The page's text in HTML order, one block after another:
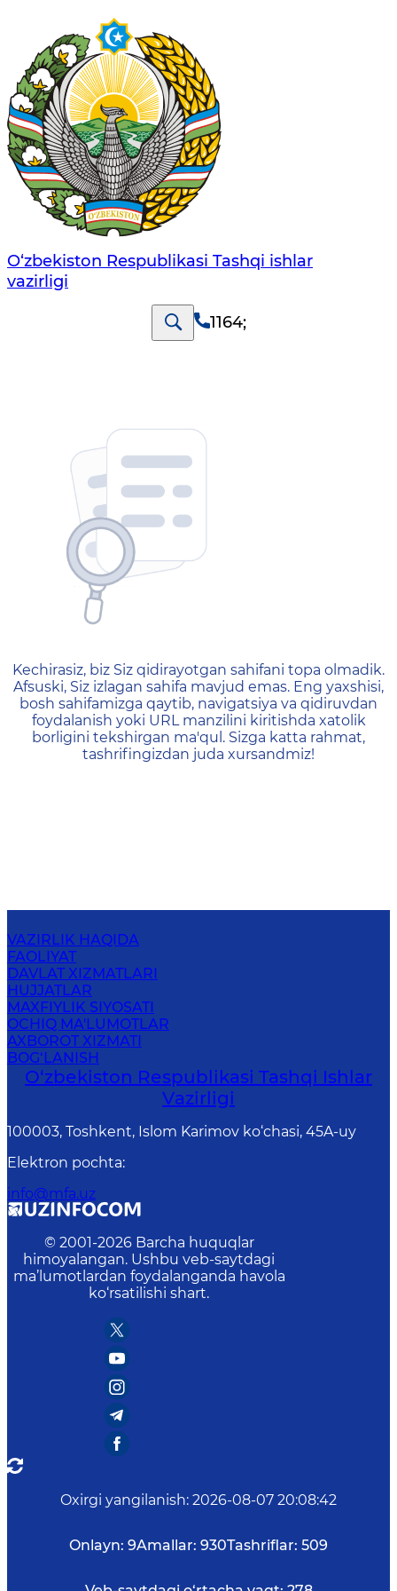
O‘zbеkistоn Rеspublikаsi Tashqi ishlаr
vаzirligi
1164;
404 — Страница не
Kechirasiz, biz Siz qidirayotgan sahifani topa olmadik.
Afsuski, Siz izlagan sahifa mavjud emas. Eng yaxshisi,
bosh sahifamizga qaytib, navigatsiya va qidiruvdan
foydalanish yoki URL manzilini kiritishda xatolik
borligini tekshirgan ma'qul. Sizga katta rahmat,
tashrifingizdan juda xursandmiz!
VAZIRLIK HAQIDA
FAOLIYAT
DAVLAT XIZMATLARI
HUJJATLAR
MAXFIYLIK SIYOSATI
OCHIQ MA'LUMOTLAR
AXBOROT XIZMATI
BOG‘LANISH
O‘zbеkistоn Rеspublikаsi Tashqi Ishlаr
Vаzirligi
100003, Toshkent, Islom Karimov ko‘chasi, 45A-uy
Elektron pochta:
info@mfa.uz
© 2001-2026 Barcha huquqlar
himoyalangan. Ushbu veb-saytdagi
ma’lumotlardan foydalanganda havola
ko‘rsatilishi shart.
Oxirgi yangilanish: 2026-08-07 20:08:42
Onlayn: 9Amallar: 930Tashriflar: 509